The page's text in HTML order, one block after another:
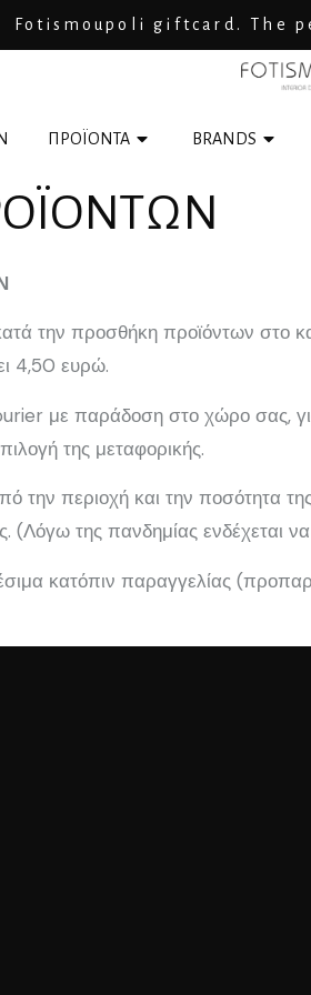
Fotismoupoli giftcard. The
ΠΡΟΪΟΝΤΑ BRANDS
την προσθήκη προϊόντων στο
4,50 ευρώ.
με παράδοση στο χώρο σας,
της μεταφορικής.
την περιοχή και την ποσότητα
(Λόγω της πανδημίας ενδέχεται
κατόπιν παραγγελίας